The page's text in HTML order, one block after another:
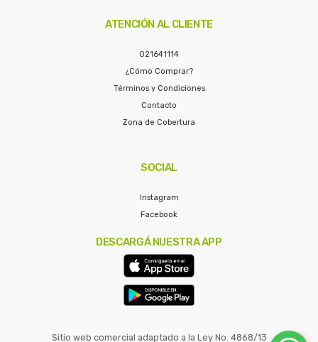
ATENCIÓN AL CLIENTE
021641114
¿Cómo Comprar?
Términos y Condiciones
Contacto
Zona de Cobertura
SOCIAL
Instagram
Facebook
DESCARGÁ NUESTRA APP
Sitio web comercial adaptado a la Ley No. 4868/13